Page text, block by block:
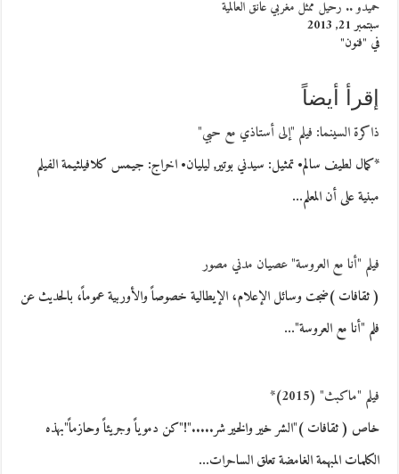
حميدو .. رحيل ممثل مغربي عانق العالمية
سبتمبر 21, 2013
في "فنون"
إقرأ أيضاً
ذاكرة السينما: فيلم "إلى أستاذي مع حبي"
*كمال لطيف سالم• تمثيل: سيدني بوتير, ليليان• اخراج: جيمس كلافيلثيمة الفيلم
مبنية على أن المعلم…
فيلم "أنا مع العروسة" عصيان مدني مصور
( ثقافات )ضجت وسائل الإعلام، الإيطالية خصوصاً والأوربية عموماً، بالحديث عن
فلم "أنا مع العروسة"…
فيلم "ماكبث" (2015)*
خاص ( ثقافات )"الشر خير والخير شر....."!"كن دموياً وجريئاً وحازماً"بهذه
الكلمات المبهمة الغامضة تعلق الساحرات…